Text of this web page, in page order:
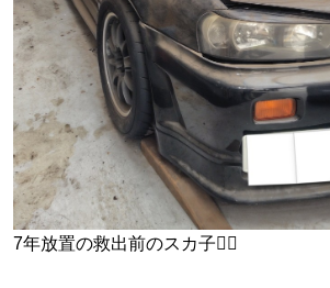
7年放置の救出前のスカ子😵‍💫